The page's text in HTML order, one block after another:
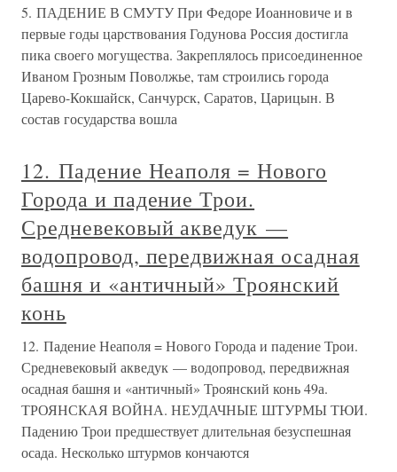
5. ПАДЕНИЕ В СМУТУ При Федоре Иоанновиче и в
первые годы царствования Годунова Россия достигла
пика своего могущества. Закреплялось присоединенное
Иваном Грозным Поволжье, там строились города
Царево-Кокшайск, Санчурск, Саратов, Царицын. В
состав государства вошла
12. Падение Неаполя = Нового
Города и падение Трои.
Средневековый акведук —
водопровод, передвижная осадная
башня и «античный» Троянский
конь
12. Падение Неаполя = Нового Города и падение Трои.
Средневековый акведук — водопровод, передвижная
осадная башня и «античный» Троянский конь 49а.
ТРОЯНСКАЯ ВОЙНА. НЕУДАЧНЫЕ ШТУРМЫ ТЮИ.
Падению Трои предшествует длительная безуспешная
осада. Несколько штурмов кончаются